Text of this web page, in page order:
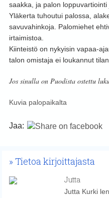
saakka, ja palon loppuvartiointi
Yläkerta tuhoutui palossa,
savuvahinkoja. Palomiehet
irtaimistoa.
Kiinteistö on nykyisin vapaa-
talon omistaja ei loukannut
Jos sinulla on Puodista ostettu
Kuvia palopaikalta
Jaa:
Tietoa kirjoittajasta
Jutta
Jutta Kurki